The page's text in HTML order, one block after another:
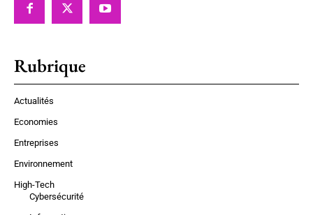
Rubrique
Actualités
Economies
Entreprises
Environnement
High-Tech
Cybersécurité